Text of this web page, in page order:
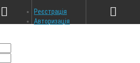
Реєстрація
Авторизація